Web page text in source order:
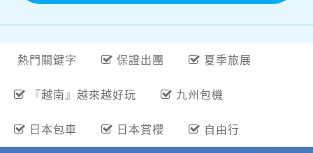
熱門關鍵字 保證出團 夏季旅展
『越南』越來越好玩 九州包機
日本包車 日本賞櫻 自由行